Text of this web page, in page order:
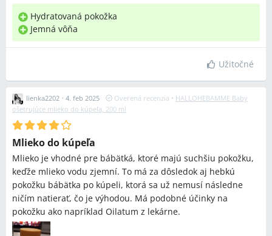
Hydratovaná pokožka
Jemná vôňa
Užitočné
lienka2202 • 4. feb 2025 Overená recenzia • HALLOHEBAMME Baby
ošetrujúce mlieko do kúpeľa, 200 ml
Mlieko do kúpeľa
Mlieko je vhodné pre bábätká, ktoré majú suchšiu pokožku,
keďže mlieko vodu zjemní. To má za dôsledok aj hebkú
pokožku bábätka po kúpeli, ktorá sa už nemusí následne
ničím natierať, čo je výhodou. Má podobné účinky na
pokožku ako napríklad Oilatum z lekárne.